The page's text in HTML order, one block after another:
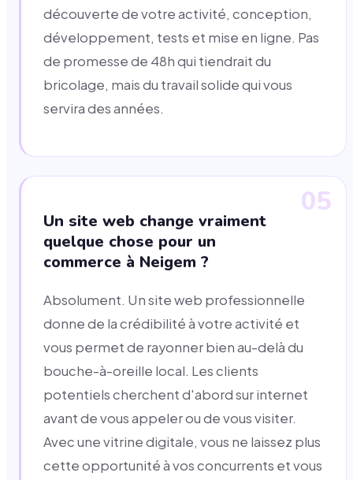
découverte de votre activité, conception,
développement, tests et mise en ligne. Pas
de promesse de 48h qui tiendrait du
bricolage, mais du travail solide qui vous
servira des années.
05
Un site web change vraiment
quelque chose pour un
commerce à Neigem ?
Absolument. Un site web professionnelle
donne de la crédibilité à votre activité et
vous permet de rayonner bien au-delà du
bouche-à-oreille local. Les clients
potentiels cherchent d'abord sur internet
avant de vous appeler ou de vous visiter.
Avec une vitrine digitale, vous ne laissez plus
cette opportunité à vos concurrents et vous